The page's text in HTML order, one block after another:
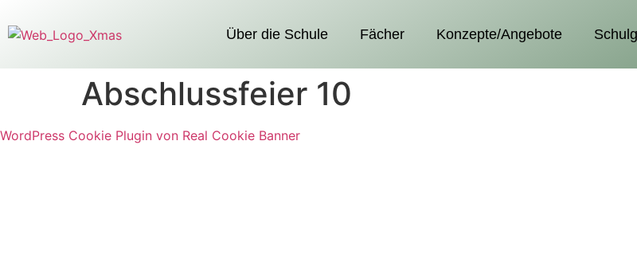
Über die Schule Fächer Konzepte/Angebote
Abschlussfeier 10
WordPress Cookie Plugin von Real Cookie Banner